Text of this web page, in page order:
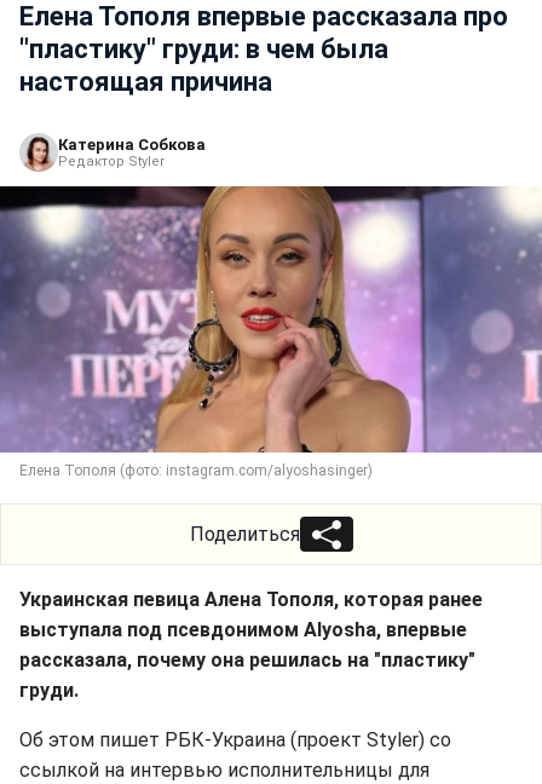
Елена Тополя впервые рассказала про
"пластику" груди: в чем была
настоящая причина
Катерина Собкова
Редактор Styler
Елена Тополя (фото: instagram.com/alyoshasinger)
Поделиться
Украинская певица Алена Тополя, которая ранее
выступала под псевдонимом Alyosha, впервые
рассказала, почему она решилась на "пластику"
груди.
Об этом пишет РБК-Украина (проект Styler) со
ссылкой на интервью исполнительницы для